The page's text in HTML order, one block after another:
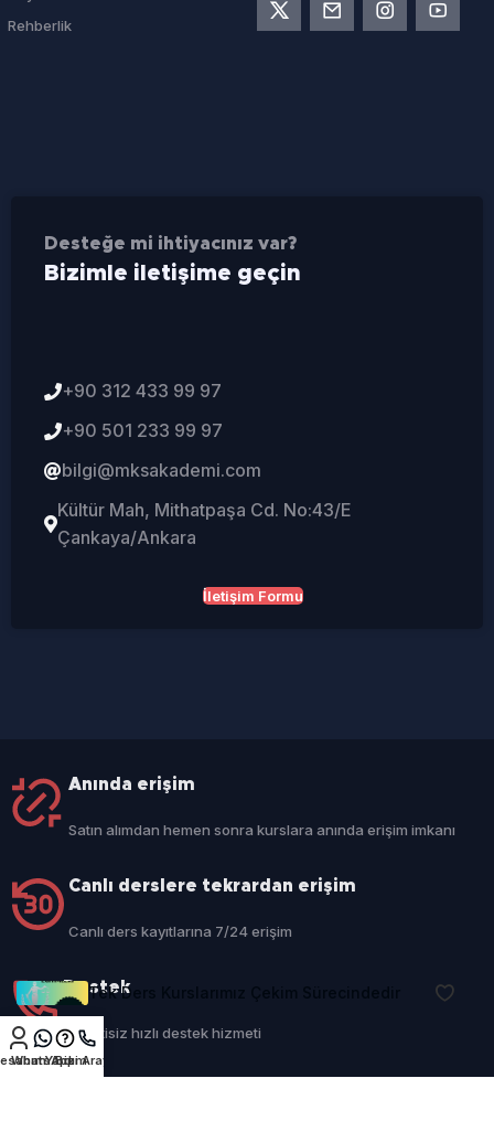
Rehberlik
Desteğe mi ihtiyacınız var?
Bizimle iletişime geçin
+90 312 433 99 97
+90 501 233 99 97
bilgi@mksakademi.com
Kültür Mah, Mithatpaşa Cd. No:43/E
Çankaya/Ankara
İletişim Formu
Anında erişim
Satın alımdan hemen sonra kurslara anında erişim imkanı
Canlı derslere tekrardan erişim
Canlı ders kayıtlarına 7/24 erişim
Destek
Kesintisiz hızlı destek hizmeti
Tek Ders Kurslarımız Çekim Sürecindedir
WhatsApp
Yardım
Bizi Arayın